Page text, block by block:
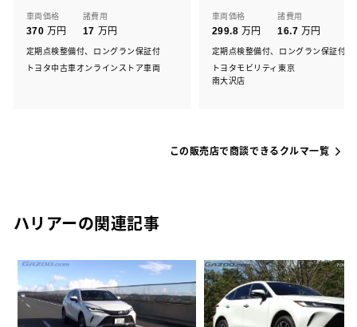
車両価格
370 万円
諸費用
17 万円
定期点検整備付、ロングラン保証付
トヨタ中古車オンラインストア車両
車両価格
299.8 万円
諸費用
16.7 万円
定期点検整備付、ロングラン保証付
トヨタモビリティ東京
南大沢店
この販売店で商談できるクルマ一覧
ハリアーの関連記事